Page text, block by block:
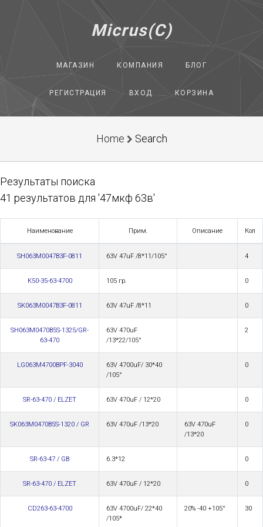
Micrus(C)
МАГАЗИН КОМПАНИЯ БЛОГ
РЕГИСТРАЦИЯ ВХОД КОРЗИНА
Home Search
Результаты поиска
41 результатов для '47мкф 63в'
Наименование Прим. Описание Кол
SH063M0047B3F-0811 63V 47uF /8*11/105° 4
К50-35-63-4700 105 гр. 0
SK063M0047B3F-0811 63V 47uF /8*11 0
SH063M0470B5S-1325/GR-
63-470
63V 470uF
/13*22/105°
2
LG063M4700BPF-3040
63V 4700uF/ 30*40
/105°
0
SR-63-470 / ELZET 63V 470uF / 12*20 0
SK063M0470B5S-1320 / GR 63V 470uF /13*20
63V 470uF
/13*20
0
SR-63-47 / GB 6.3*12 0
SR-63-470 / ELZET 63V 470uF / 12*20 0
CD263-63-4700
63V 4700uF/ 22*40
/105*
20% -40 +105° 30